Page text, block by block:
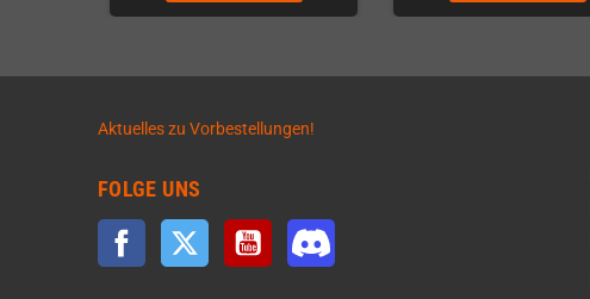
Aktuelles zu Vorbestellungen!
FOLGE UNS
Facebook Twitter YouTube